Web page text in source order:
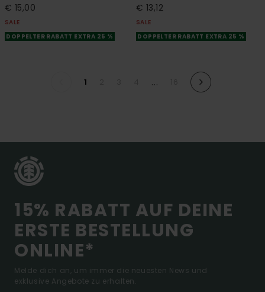
€ 15,00
SALE
DOPPELTER RABATT EXTRA 25 %
€ 13,12
SALE
DOPPELTER RABATT EXTRA 25 %
1 ...
15% RABATT AUF DEINE
ERSTE BESTELLUNG
ONLINE*
Melde dich an, um immer die neuesten News und
exklusive Angebote zu erhalten.